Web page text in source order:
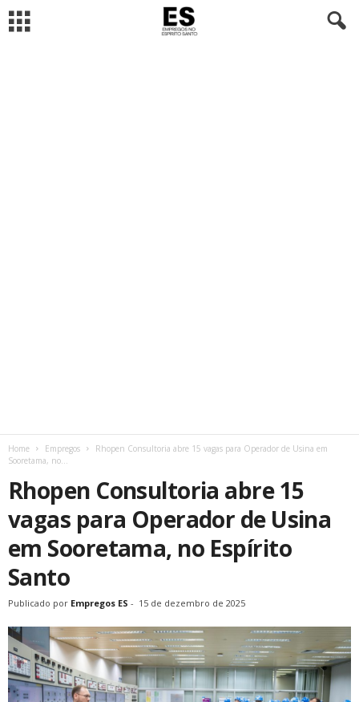
Home Empregos
Rhopen Consultoria abre 15 vagas para Operador de Usina em
Sooretama, no...
Rhopen Consultoria abre 15
vagas para Operador de Usina
em Sooretama, no Espírito
Santo
Publicado por Empregos ES - 15 de dezembro de 2025